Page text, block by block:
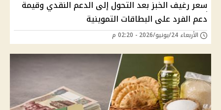
سعر رغيف الخبز بعد التحول إلى الدعم النقدي وقيمة
دعم الفرد على البطاقات التموينية
الأربعاء 24/يونيو/2026 - 02:20 م